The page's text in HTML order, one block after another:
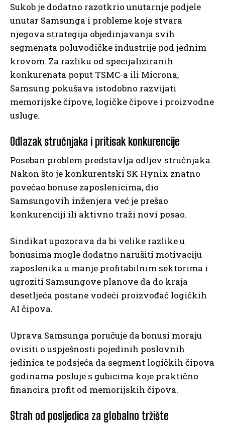
Sukob je dodatno razotkrio unutarnje podjele
unutar Samsunga i probleme koje stvara
njegova strategija objedinjavanja svih
segmenata poluvodičke industrije pod jednim
krovom. Za razliku od specijaliziranih
konkurenata poput TSMC-a ili Microna,
Samsung pokušava istodobno razvijati
memorijske čipove, logičke čipove i proizvodne
usluge.
Odlazak stručnjaka i pritisak konkurencije
Poseban problem predstavlja odljev stručnjaka.
Nakon što je konkurentski SK Hynix znatno
povećao bonuse zaposlenicima, dio
Samsungovih inženjera već je prešao
konkurenciji ili aktivno traži novi posao.
Sindikat upozorava da bi velike razlike u
bonusima mogle dodatno narušiti motivaciju
zaposlenika u manje profitabilnim sektorima i
ugroziti Samsungove planove da do kraja
desetljeća postane vodeći proizvođač logičkih
AI čipova.
Uprava Samsunga poručuje da bonusi moraju
ovisiti o uspješnosti pojedinih poslovnih
jedinica te podsjeća da segment logičkih čipova
godinama posluje s gubicima koje praktično
financira profit od memorijskih čipova.
Strah od posljedica za globalno tržište